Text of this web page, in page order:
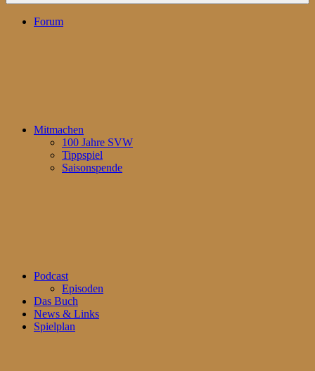
Forum
Mitmachen
100 Jahre SVW
Tippspiel
Saisonspende
Podcast
Episoden
Das Buch
News & Links
Spielplan